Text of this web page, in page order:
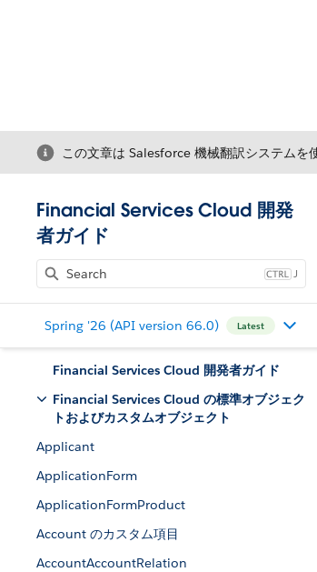
この文章は Salesforce 機械翻訳システムを
Financial Services Cloud 開発
者ガイド
J
Spring '26 (API version 66.0) Latest
Financial Services Cloud 開発者ガイド
Financial Services Cloud の標準オブジェク
トおよびカスタムオブジェクト
Applicant
ApplicationForm
ApplicationFormProduct
Account のカスタム項目
AccountAccountRelation